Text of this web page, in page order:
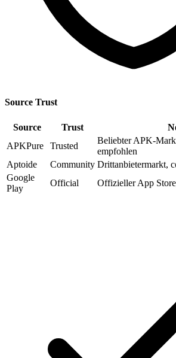
Source Trust
Source Trust
APKPure
Trusted
Beliebter APK-
empfohlen
Aptoide
Community Drittanbietermarkt,
Google
Play
Official Offizieller App